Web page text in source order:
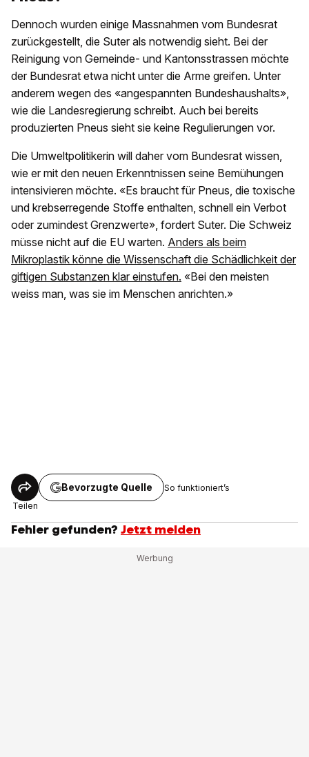
Dennoch wurden einige Massnahmen vom Bundesrat
zurückgestellt, die Suter als notwendig sieht. Bei der
Reinigung von Gemeinde- und Kantonsstrassen möchte
der Bundesrat etwa nicht unter die Arme greifen. Unter
anderem wegen des «angespannten Bundeshaushalts»,
wie die Landesregierung schreibt. Auch bei bereits
produzierten Pneus sieht sie keine Regulierungen vor.
Die Umweltpolitikerin will daher vom Bundesrat wissen,
wie er mit den neuen Erkenntnissen seine Bemühungen
intensivieren möchte. «Es braucht für Pneus, die toxische
und krebserregende Stoffe enthalten, schnell ein Verbot
oder zumindest Grenzwerte», fordert Suter. Die Schweiz
müsse nicht auf die EU warten. Anders als beim
Mikroplastik könne die Wissenschaft die Schädlichkeit der
giftigen Substanzen klar einstufen. «Bei den meisten
weiss man, was sie im Menschen anrichten.»
Teilen
Bevorzugte Quelle So funktioniert’s
Fehler gefunden? Jetzt melden